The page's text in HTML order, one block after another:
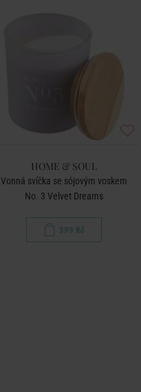
HOME & SOUL
Vonná svíčka se sójovým voskem
No. 3 Velvet Dreams
399 Kč